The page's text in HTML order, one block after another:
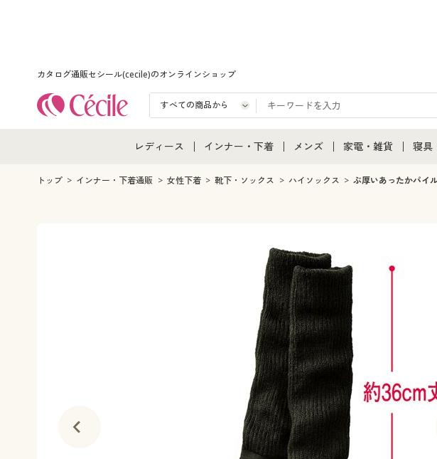
カタログ通販セシール(cecile)のオンラインショップ
レディース
レディース通販すべて
インナー・下着
インナー・下着通販すべて
ジュニア・ティーンズ下着
メンズ
メンズ通販すべて
メンズ下着
家電・雑貨
家電・雑貨すべて
寝具
寝具
カ
トップ インナー・下着通販 女性下着 靴下・ソックス ハイソックス ぶ厚いあったかパイ